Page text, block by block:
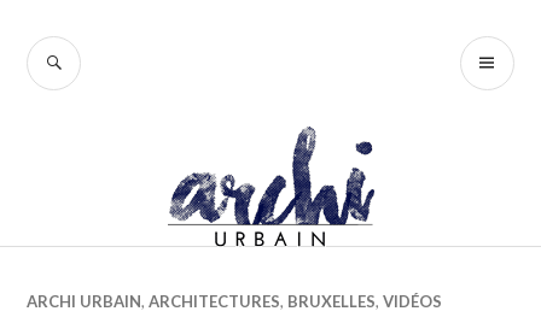
contenu
RECHERCHE
ARCHI URBAIN,ARCHITECTURES, BRUXELLES,VIDÉOS